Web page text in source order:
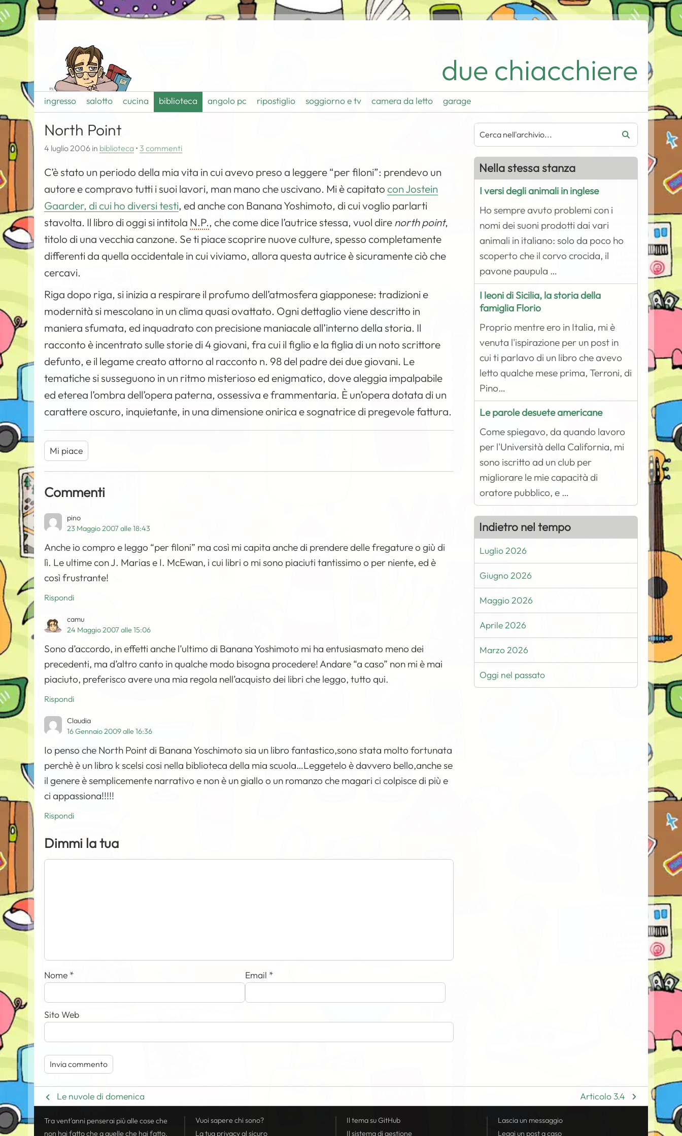
due chiacchiere
ingresso salotto cucina biblioteca angolo pc ripostiglio soggiorno e tv camera da letto garage
North Point
4 luglio 2006 in biblioteca • 3 commenti
C’è stato un periodo della mia vita in cui avevo preso a leggere “per filoni”: prendevo un
autore e compravo tutti i suoi lavori, man mano che uscivano. Mi è capitatocon Jostein
Gaarder, di cui ho diversi testi, ed anche con Banana Yoshimoto, di cui voglio parlarti
stavolta. Il libro di oggi si intitola N.P., che come dice l’autrice stessa, vuol direnorth point,
titolo di una vecchia canzone. Se ti piace scoprire nuove culture, spesso completamente
differenti da quella occidentale in cui viviamo, allora questa autrice è sicuramente ciò che
cercavi.
Riga dopo riga, si inizia a respirare il profumo dell’atmosfera giapponese: tradizioni e
modernità si mescolano in un clima quasi ovattato. Ogni dettaglio viene descritto in
maniera sfumata, ed inquadrato con precisione maniacale all’interno della storia. Il
racconto è incentrato sulle storie di 4 giovani, fra cui il figlio e la figlia di un noto scrittore
defunto, e il legame creato attorno al racconto n. 98 del padre dei due giovani. Le
tematiche si susseguono in un ritmo misterioso ed enigmatico, dove aleggia impalpabile
ed eterea l’ombra dell’opera paterna, ossessiva e frammentaria. È un’opera dotata di un
carattere oscuro, inquietante, in una dimensione onirica e sognatrice di pregevole fattura.
Mi piace
Commenti
pino
23 Maggio 2007 alle 18:43
Anche io compro e leggo “per filoni” ma così mi capita anche di prendere delle fregature o giù di
lì. Le ultime con J. Marias e I. McEwan, i cui libri o mi sono piaciuti tantissimo o per niente, ed è
così frustrante!
Rispondi
camu
24 Maggio 2007 alle 15:06
Sono d’accordo, in effetti anche l’ultimo di Banana Yoshimoto mi ha entusiasmato meno dei
precedenti, ma d’altro canto in qualche modo bisogna procedere! Andare “a caso” non mi è mai
piaciuto, preferisco avere una mia regola nell’acquisto dei libri che leggo, tutto qui.
Rispondi
Claudia
16 Gennaio 2009 alle 16:36
Io penso che North Point di Banana Yoschimoto sia un libro fantastico,sono stata molto fortunata
perchè è un libro k scelsi cosi nella biblioteca della mia scuola…Leggetelo è davvero bello,anche se
il genere è semplicemente narrativo e non è un giallo o un romanzo che magari ci colpisce di più e
ci appassiona!!!!!
Rispondi
Dimmi la tua
Nome * Email *
Sito Web
Nella stessa stanza
I versi degli animali in inglese
Ho sempre avuto problemi con i
nomi dei suoni prodotti dai vari
animali in italiano: solo da poco ho
scoperto che il corvo crocida, il
pavone paupula …
I leoni di Sicilia, la storia della
famiglia Florio
Proprio mentre ero in Italia, mi è
venuta l'ispirazione per un post in
cui ti parlavo di un libro che avevo
letto qualche mese prima, Terroni, di
Pino…
Le parole desuete americane
Come spiegavo, da quando lavoro
per l'Università della California, mi
sono iscritto ad un club per
migliorare le mie capacità di
oratore pubblico, e …
Indietro nel tempo
Luglio 2026
Giugno 2026
Maggio 2026
Aprile 2026
Marzo 2026
Oggi nel passato
Le nuvole di domenica Articolo 3.4
Tra vent'anni penserai più alle cose che
non hai fatto che a quelle che hai fatto.
Vuoi sapere chi sono?
La tua privacyal sicuro
Il tema su GitHub
Il sistema di gestione
Lascia un messaggio
Leggi un post a caso